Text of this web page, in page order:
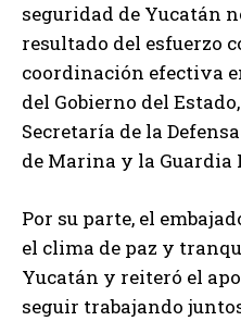
seguridad de Yucatán
resultado del esfuerzo
coordinación efectiva
del Gobierno del
Secretaría de la
de Marina y la Guardia
Por su parte, el
el clima de paz y
Yucatán y reiteró el
seguir trabajando